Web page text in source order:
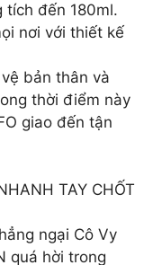
tích đến 180ml.
nơi với thiết kế
bản thân và
thời điểm này
giao đến tận
TAY CHỐT
ngại Cô Vy
quá hời trong